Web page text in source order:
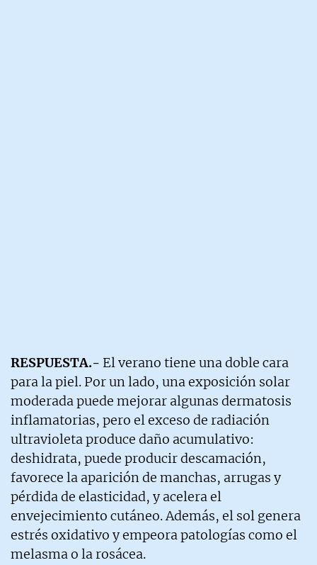
RESPUESTA.- El verano tiene una doble cara
para la piel. Por un lado, una exposición solar
moderada puede mejorar algunas dermatosis
inflamatorias, pero el exceso de radiación
ultravioleta produce daño acumulativo:
deshidrata, puede producir descamación,
favorece la aparición de manchas, arrugas y
pérdida de elasticidad, y acelera el
envejecimiento cutáneo. Además, el sol genera
estrés oxidativo y empeora patologías como el
melasma o la rosácea.